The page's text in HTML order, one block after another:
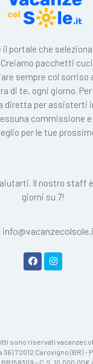
il portale che
Creiamo pacchetti
sempre col sorriso
di te, ogni giorno.
diretta per assisterti
commissione
per le tue
Il nostro staff
giorni su 7!
sono riservati
| 72012 Carovigno (BR) -
BR158309 - C.S. 10.000,00€